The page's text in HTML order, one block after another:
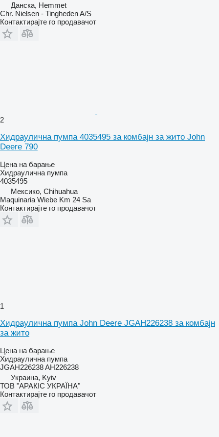
Данска, Hemmet
Chr. Nielsen - Tingheden A/S
Контактирајте го продавачот
2
Хидраулична пумпа 4035495 за комбајн за жито John
Deere 790
Цена на барање
Хидраулична пумпа
4035495
Мексико, Chihuahua
Maquinaria Wiebe Km 24 Sa
Контактирајте го продавачот
1
Хидраулична пумпа John Deere JGAH226238 за комбајн
за жито
Цена на барање
Хидраулична пумпа
JGAH226238 AH226238
Украина, Kyiv
ТОВ "АРАКІС УКРАЇНА"
Контактирајте го продавачот